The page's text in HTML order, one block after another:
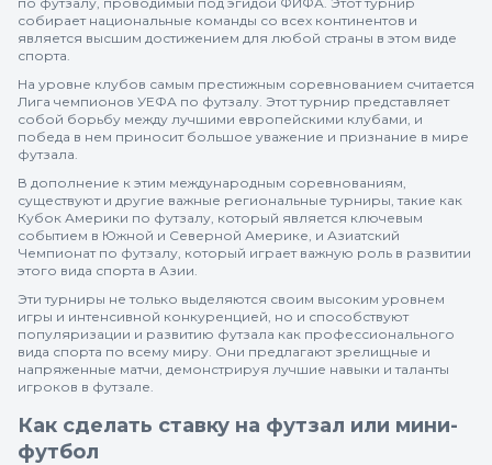
собирает национальные команды со всех континентов и
является высшим достижением для любой страны в этом виде
спорта.
На уровне клубов самым престижным соревнованием считается
Лига чемпионов УЕФА по футзалу. Этот турнир представляет
собой борьбу между лучшими европейскими клубами, и
победа в нем приносит большое уважение и признание в мире
футзала.
В дополнение к этим международным соревнованиям,
существуют и другие важные региональные турниры, такие как
Кубок Америки по футзалу, который является ключевым
событием в Южной и Северной Америке, и Азиатский
Чемпионат по футзалу, который играет важную роль в развитии
этого вида спорта в Азии.
Эти турниры не только выделяются своим высоким уровнем
игры и интенсивной конкуренцией, но и способствуют
популяризации и развитию футзала как профессионального
вида спорта по всему миру. Они предлагают зрелищные и
напряженные матчи, демонстрируя лучшие навыки и таланты
игроков в футзале.
Как сделать ставку на футзал или мини-
футбол